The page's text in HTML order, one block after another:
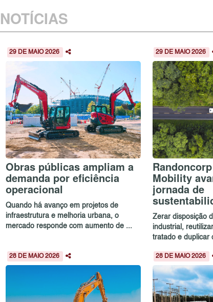
NOTÍCIAS
29 DE MAIO 2026
Obras públicas ampliam a
demanda por eficiência
operacional
Quando há avanço em projetos de
infraestrutura e melhoria urbana, o
mercado responde com aumento de ...
29 DE MAIO 2026
Mobility
jornada de
Zerar disposição
industrial,
tratado e duplicar
28 DE MAIO 2026 28 DE MAIO 2026